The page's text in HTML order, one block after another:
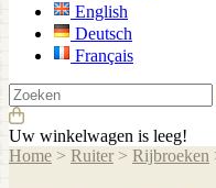
English
Deutsch
Français
Uw winkelwagen is leeg!
Home > Ruiter > Rijbroeken